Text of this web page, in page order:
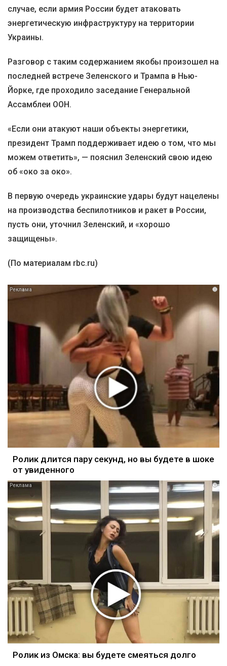
случае, если армия России будет атаковать
энергетическую инфраструктуру на территории
Украины.
Разговор с таким содержанием якобы произошел на
последней встрече Зеленского и Трампа в Нью-
Йорке, где проходило заседание Генеральной
Ассамблеи ООН.
«Если они атакуют наши объекты энергетики,
президент Трамп поддерживает идею о том, что мы
можем ответить», — пояснил Зеленский свою идею
об «око за око».
В первую очередь украинские удары будут нацелены
на производства беспилотников и ракет в России,
пусть они, уточнил Зеленский, и «хорошо
защищены».
(По материалам rbc.ru)
i
Ролик длится пару секунд, но вы будете в шоке
от увиденного
i
Ролик из Омска: вы будете смеяться долго